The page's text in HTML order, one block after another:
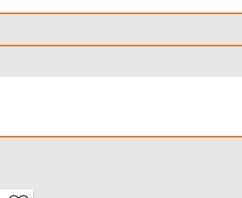
Montagematerial, Stromadapter, 15m 4-